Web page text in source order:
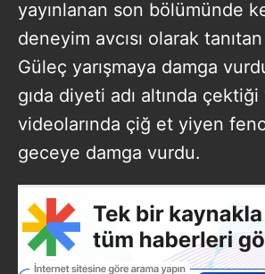
yayınlanan son bölümünde
deneyim avcısı olarak
Güleç yarışmaya damga
gıda diyeti adı altında
videolarında çiğ et yiyen
geceye damga vurdu.